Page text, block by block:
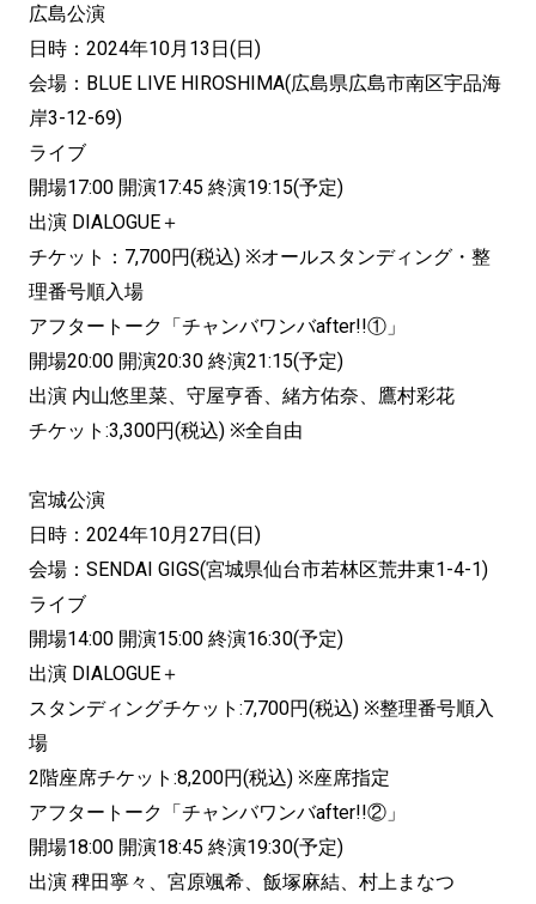
広島公演
日時：2024年10月13日(日)
会場：BLUE LIVE HIROSHIMA(広島県広島市南区宇品海
岸3-12-69)
ライブ
開場17:00 開演17:45 終演19:15(予定)
出演 DIALOGUE＋
チケット：7,700円(税込) ※オールスタンディング・整
理番号順入場
アフタートーク「チャンバワンバafter!!①」
開場20:00 開演20:30 終演21:15(予定)
出演 内山悠里菜、守屋亨香、緒方佑奈、鷹村彩花
チケット:3,300円(税込) ※全自由
宮城公演
日時：2024年10月27日(日)
会場：SENDAI GIGS(宮城県仙台市若林区荒井東1-4-1)
ライブ
開場14:00 開演15:00 終演16:30(予定)
出演 DIALOGUE＋
スタンディングチケット:7,700円(税込) ※整理番号順入
場
2階座席チケット:8,200円(税込) ※座席指定
アフタートーク「チャンバワンバafter!!②」
開場18:00 開演18:45 終演19:30(予定)
出演 稗田寧々、宮原颯希、飯塚麻結、村上まなつ